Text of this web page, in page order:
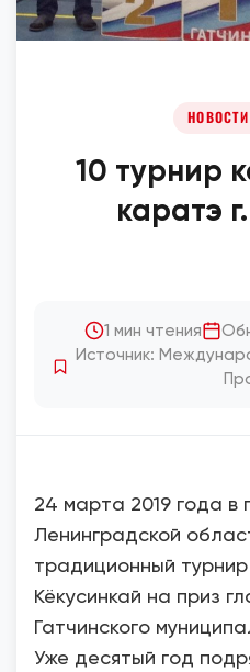
10 турнир
каратэ
1 мин чтения
Источник:
24 марта 2019 года в
Ленинградской
традиционный
Кёкусинкай на приз
Гатчинского
Уже десятый год